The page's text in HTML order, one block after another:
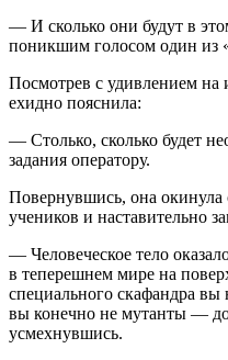
— И сколько они будут в
поникшим голосом один из
Посмотрев с удивлением на
ехидно пояснила:
— Столько, сколько будет
задания оператору.
Повернувшись, она окинула
учеников и наставительно
— Человеческое тело
в теперешнем мире на
специального скафандра
вы конечно не мутанты —
усмехнувшись.